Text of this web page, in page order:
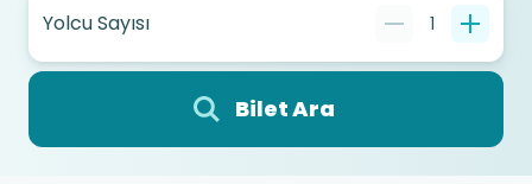
Yolcu Sayısı 1
Bilet Ara